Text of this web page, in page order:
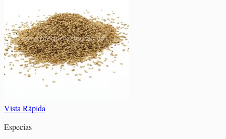
1,95€
hasta
10,90€
Vista Rápida
Especias